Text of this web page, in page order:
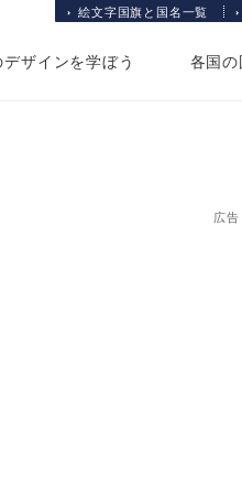
絵文字国旗と国名一覧
デザインを学ぼう 各国
広告